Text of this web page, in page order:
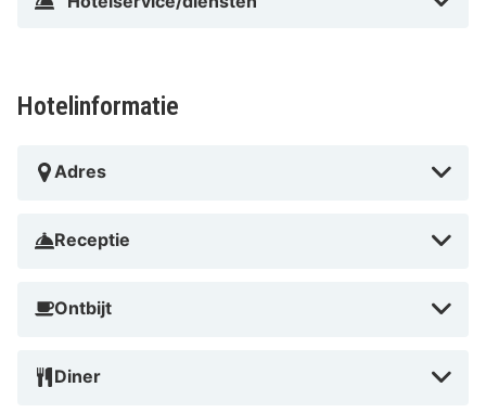
Hotelinformatie
Adres
Receptie
Ontbijt
Diner